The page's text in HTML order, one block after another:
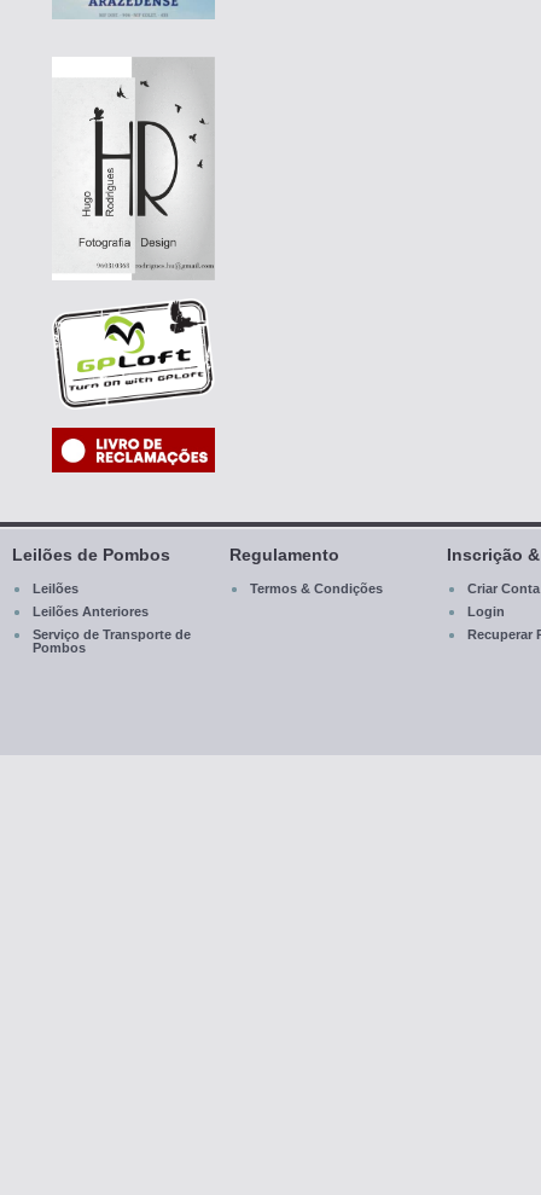
Leilões de Pombos
Leilões
Leilões Anteriores
Serviço de Transporte de
Pombos
Regulamento
Termos & Condições
Inscrição
Criar Conta
Login
Recuperar